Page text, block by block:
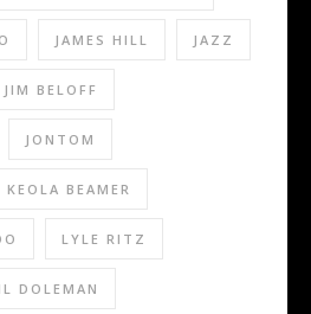
JAMES HILL JAZZ
JIM BELOFF
JONTOM
KEOLA BEAMER
LYLE RITZ
DOLEMAN